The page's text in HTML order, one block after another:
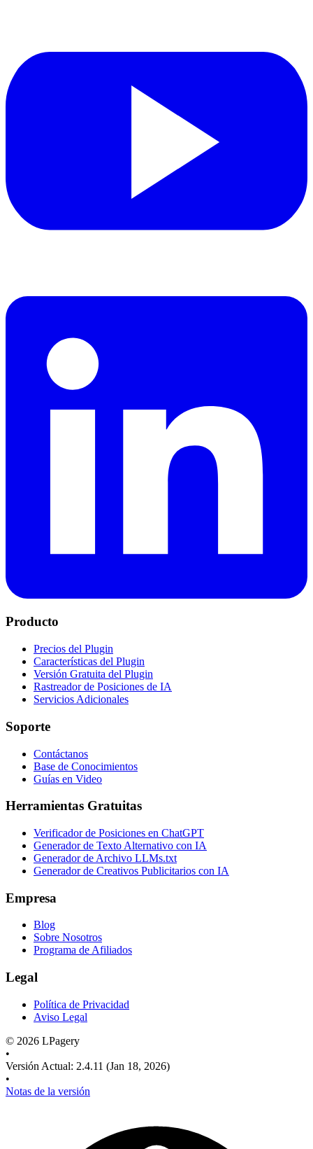
Producto
Precios del Plugin
Características del Plugin
Versión Gratuita del Plugin
Rastreador de Posiciones de IA
Servicios Adicionales
Soporte
Contáctanos
Base de Conocimientos
Guías en Video
Herramientas Gratuitas
Verificador de Posiciones en ChatGPT
Generador de Texto Alternativo con IA
Generador de Archivo LLMs.txt
Generador de Creativos Publicitarios con IA
Empresa
Blog
Sobre Nosotros
Programa de Afiliados
Legal
Política de Privacidad
Aviso Legal
© 2026 LPagery
•
Versión Actual: 2.4.11 (Jan 18, 2026)
•
Notas de la versión